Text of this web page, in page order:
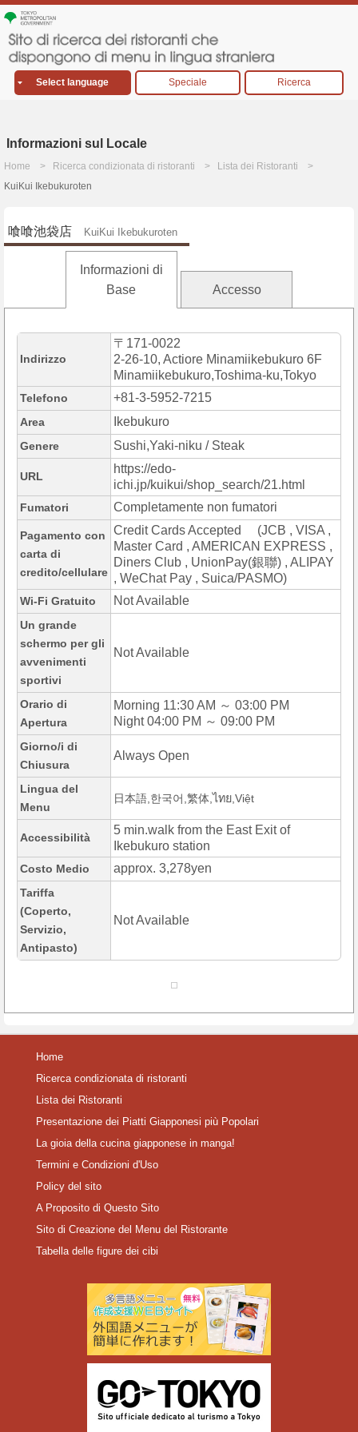
Select language Speciale Ricerca
Informazioni sul Locale
Home Ricerca condizionata di ristoranti
Lista dei Ristoranti
KuiKui Ikebukuroten
喰喰池袋店 KuiKui Ikebukuroten
Informazioni di
Base
Accesso
Indirizzo
〒171-0022
2-26-10, Actiore Minamiikebukuro 6F
Minamiikebukuro,Toshima-ku,Tokyo
Telefono +81-3-5952-7215
Area Ikebukuro
Genere Sushi,Yaki-niku / Steak
URL
https://edo-
ichi.jp/kuikui/shop_search/21.html
Fumatori Completamente non fumatori
Pagamento con
carta di
credito/cellulare
Credit Cards Accepted (JCB , VISA ,
Master Card , AMERICAN EXPRESS ,
Diners Club , UnionPay(銀聯) , ALIPAY
, WeChat Pay , Suica/PASMO)
Wi-Fi Gratuito Not Available
Un grande
schermo per gli
avvenimenti
sportivi
Not Available
Orario di
Apertura
Morning 11:30 AM ～ 03:00 PM
Night 04:00 PM ～ 09:00 PM
Giorno/i di
Chiusura
Always Open
Lingua del
Menu
日本語,한국어,繁体,ไทย,Việt
Accessibilità
5 min.walk from the East Exit of
Ikebukuro station
Costo Medio approx. 3,278yen
Tariffa
(Coperto,
Servizio,
Antipasto)
Not Available
Home
Ricerca condizionata di ristoranti
Lista dei Ristoranti
Presentazione dei Piatti Giapponesi più Popolari
La gioia della cucina giapponese in manga!
Termini e Condizioni d'Uso
Policy del sito
A Proposito di Questo Sito
Sito di Creazione del Menu del Ristorante
Tabella delle figure dei cibi